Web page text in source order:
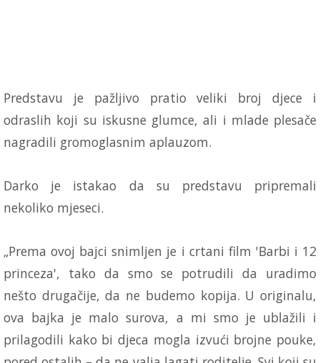
Predstavu je pažljivo pratio veliki broj djece i
odraslih koji su iskusne glumce, ali i mlade plesače
nagradili gromoglasnim aplauzom.
Darko je istakao da su predstavu pripremali
nekoliko mjeseci.
„Prema ovoj bajci snimljen je i crtani film 'Barbi i 12
princeza', tako da smo se potrudili da uradimo
nešto drugačije, da ne budemo kopija. U originalu,
ova bajka je malo surova, a mi smo je ublažili i
prilagodili kako bi djeca mogla izvući brojne pouke,